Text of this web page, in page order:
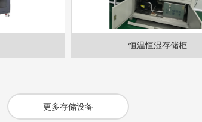
恒温恒湿存储柜
更多存储设备